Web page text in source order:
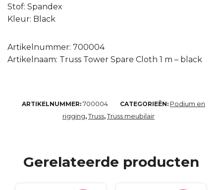
Stof: Spandex
Kleur: Black
Artikelnummer: 700004
Artikelnaam: Truss Tower Spare Cloth 1 m – black
ARTIKELNUMMER: 700004 CATEGORIEËN: Podium en
rigging,Truss,Truss meubilair
Gerelateerde producten